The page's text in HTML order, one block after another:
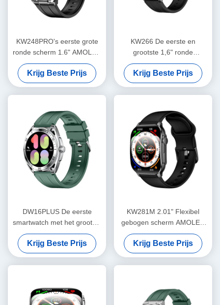
KW248PRO's eerste grote
ronde scherm 1.6" AMOLED
horloge
Krijg Beste Prijs
KW266 De eerste en
grootste 1,6" ronde
AMOLED smartwatch van de
industrie met Bluetooth-
bellen en geavanceerde
sensoren
Krijg Beste Prijs
DW16PLUS De eerste
smartwatch met het grootste
ronde 1,6" AMOLED-scherm
in de industrie
Krijg Beste Prijs
KW281M 2.01" Flexibel
gebogen scherm AMOLED
Smart Watch met Dafit APP
en Metal Bezel
Krijg Beste Prijs